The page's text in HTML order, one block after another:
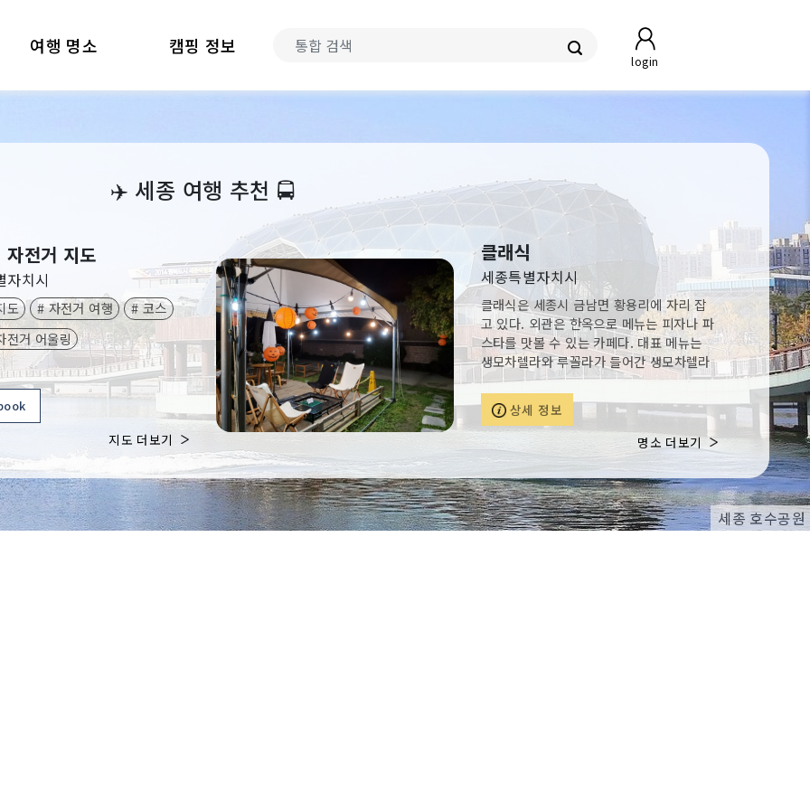
login
여행 명소 캠핑 정보
세종 호수공원
‍✈️ 세종 여행 추천 🚍
자전거 지도
자치시
도 # 자전거 여행
# 코스
전거 어울링
지도 더보기
클래식
세종특별자치시
클래식은 세종시 금남면 황용리에 자리 잡
고 있다. 외관은 한옥으로 메뉴는 피자나 파
스타를 맛볼 수 있는 카페다. 대표 메뉴는
생모차렐라와 루꼴라가 들어간 생모차렐라
피자다. 이 밖에 새우와 브로콜리가 들어간
부드러운 새우 크림파스타를 비롯해 까르보
나라, 슈렉파스타, 초리조피자, 쉬림프피자
등을 판다. 예약이 가능하며 반려동물과 동
반 입장할 수 있다.
상세 정보
명소 더보기